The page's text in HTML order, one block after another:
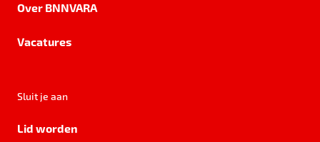
Over BNNVARA
Vacatures
Sluit je aan
Lid worden